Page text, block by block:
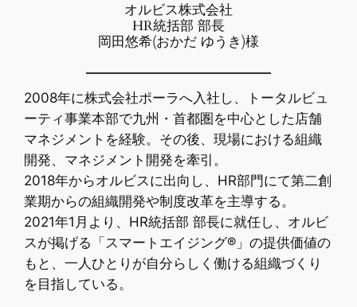
オルビス株式会社
HR統括部 部長
岡田悠希(おかだ ゆうき)様
2008年に株式会社ポーラへ入社し、トータルビュ
ーティ事業本部で九州・首都圏を中心とした店舗
マネジメントを経験。その後、現場における組織
開発、マネジメント開発を牽引。
2018年からオルビスに出向し、HR部門にて第二創
業期からの組織開発や制度改革を主導する。
2021年1月より、HR統括部 部長に就任し、オルビ
スが掲げる「スマートエイジング®」の提供価値の
もと、一人ひとりが自分らしく働ける組織づくり
を目指している。